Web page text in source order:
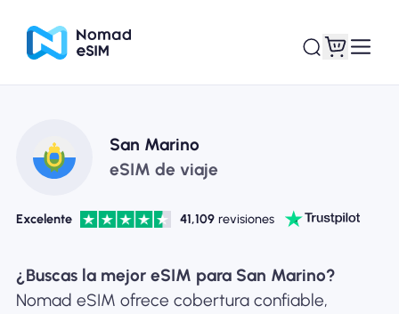
Entra / Registrarse
San Marino
eSIM de viaje
Excelente 41,109 revisiones
¿Buscas la mejor eSIM para San Marino?
Nomad eSIM ofrece cobertura confiable,